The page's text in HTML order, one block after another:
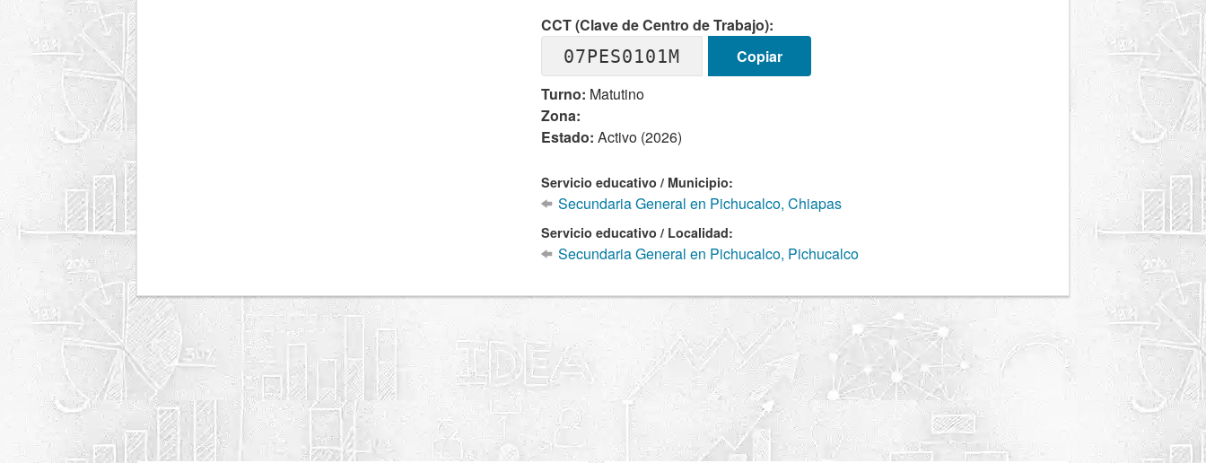
CCT (Clave de Centro de Trabajo):
07PES0101M
Copiar
Turno: Matutino
Zona:
Estado: Activo (2026)
Servicio educativo / Municipio:
Secundaria General en Pichucalco, Chiapas
Servicio educativo / Localidad:
Secundaria General en Pichucalco, Pichucalco